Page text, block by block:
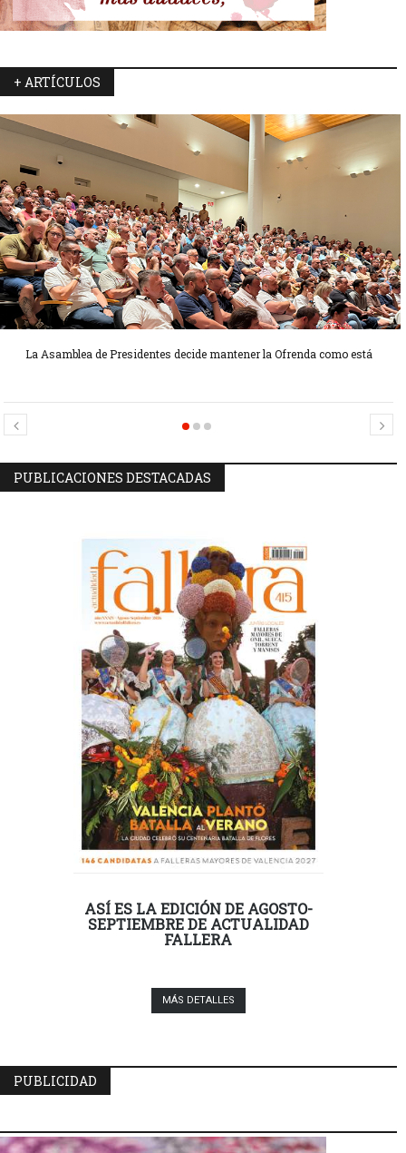
+ ARTÍCULOS
La Asamblea de Presidentes decide mantener la Ofrenda como está
Candidatas Preseleccionadas por el sector Olivereta
Candidatas Preseleccionadas por el sector Sector La Seu-La Xerea-El
Mercat
PUBLICACIONES DESTACADAS
ASÍ ES LA EDICIÓN DE AGOSTO-
SEPTIEMBRE DE ACTUALIDAD
FALLERA
MÁS DETALLES
PUBLICIDAD